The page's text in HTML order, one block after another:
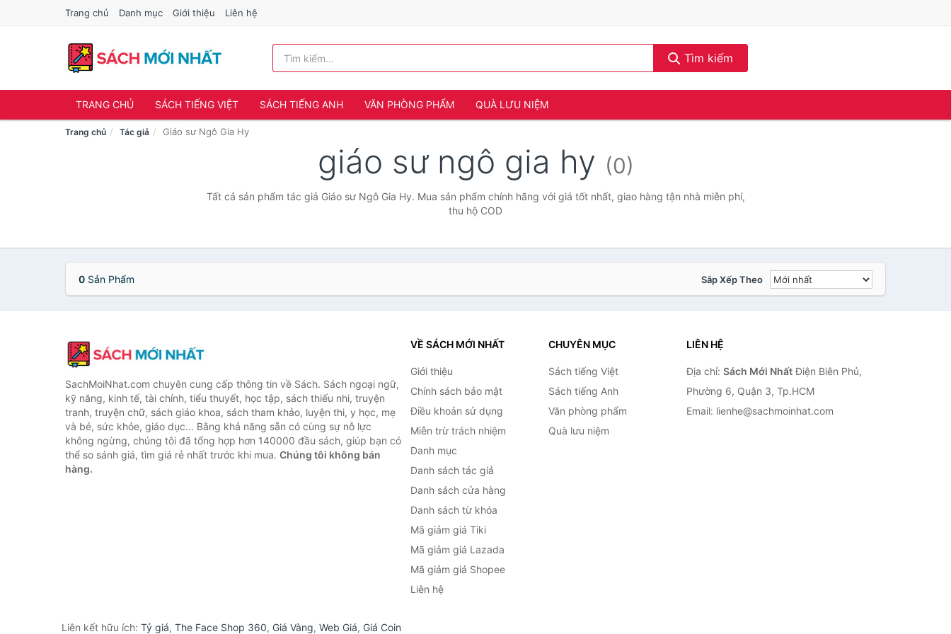
Trang chủ Danh mục Giới thiệu Liên hệ
Tìm kiếm
TRANG CHỦ SÁCH TIẾNG VIỆT SÁCH TIẾNG ANH VĂN PHÒNG PHẨM QUÀ LƯU NIỆM
Trang chủ Tác giả Giáo sư Ngô Gia Hy
giáo sư ngô gia hy (0)
Tất cả sản phẩm tác giả Giáo sư Ngô Gia Hy. Mua sản phẩm chính hãng với giá tốt nhất, giao hàng tận nhà miễn phí,
thu hộ COD
0 Sản Phẩm Sắp Xếp Theo
SachMoiNhat.com chuyên cung cấp thông tin về Sách. Sách ngoại ngữ,
kỹ năng, kinh tế, tài chính, tiểu thuyết, học tập, sách thiếu nhi, truyện
tranh, truyện chữ, sách giáo khoa, sách tham khảo, luyện thi, y học, mẹ
và bé, sức khỏe, giáo dục... Bằng khả năng sẵn có cùng sự nỗ lực
không ngừng, chúng tôi đã tổng hợp hơn 140000 đầu sách, giúp bạn có
thể so sánh giá, tìm giá rẻ nhất trước khi mua. Chúng tôi không bán
hàng.
VỀ SÁCH MỚI NHẤT
Giới thiệu
Chính sách bảo mật
Điều khoản sử dụng
Miễn trừ trách nhiệm
Danh mục
Danh sách tác giả
Danh sách cửa hàng
Danh sách từ khóa
Mã giảm giá Tiki
Mã giảm giá Lazada
Mã giảm giá Shopee
Liên hệ
CHUYÊN MỤC
Sách tiếng Việt
Sách tiếng Anh
Văn phòng phẩm
Quà lưu niệm
LIÊN HỆ
Địa chỉ: Sách Mới NhấtĐiện Biên Phủ,
Phường 6, Quận 3, Tp.HCM
Email: lienhe@sachmoinhat.com
Liên kết hữu ích: Tỷ giá, The Face Shop 360, Giá Vàng, Web Giá, Giá Coin